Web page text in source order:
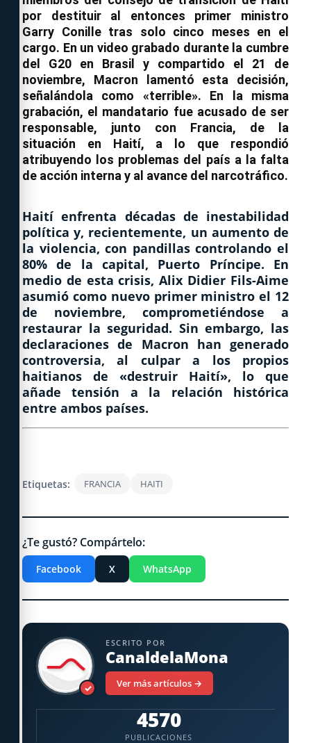
por destituir al entonces primer ministro
Garry Conille tras solo cinco meses en el
cargo. En un video grabado durante la cumbre
del G20 en Brasil y compartido el 21 de
noviembre, Macron lamentó esta decisión,
señalándola como «terrible». En la misma
grabación, el mandatario fue acusado de ser
responsable, junto con Francia, de la
situación en Haití, a lo que respondió
atribuyendo los problemas del país a la falta
de acción interna y al avance del narcotráfico.
Haití enfrenta décadas de inestabilidad
política y, recientemente, un aumento de
la violencia, con pandillas controlando el
80% de la capital, Puerto Príncipe. En
medio de esta crisis, Alix Didier Fils-Aime
asumió como nuevo primer ministro el 12
de noviembre, comprometiéndose a
restaurar la seguridad. Sin embargo, las
declaraciones de Macron han generado
controversia, al culpar a los propios
haitianos de «destruir Haití», lo que
añade tensión a la relación histórica
entre ambos países.
Etiquetas: FRANCIA HAITI
¿Te gustó? Compártelo:
Facebook X WhatsApp
✓
ESCRITO POR
CanaldelaMona
Ver más artículos →
4570
PUBLICACIONES